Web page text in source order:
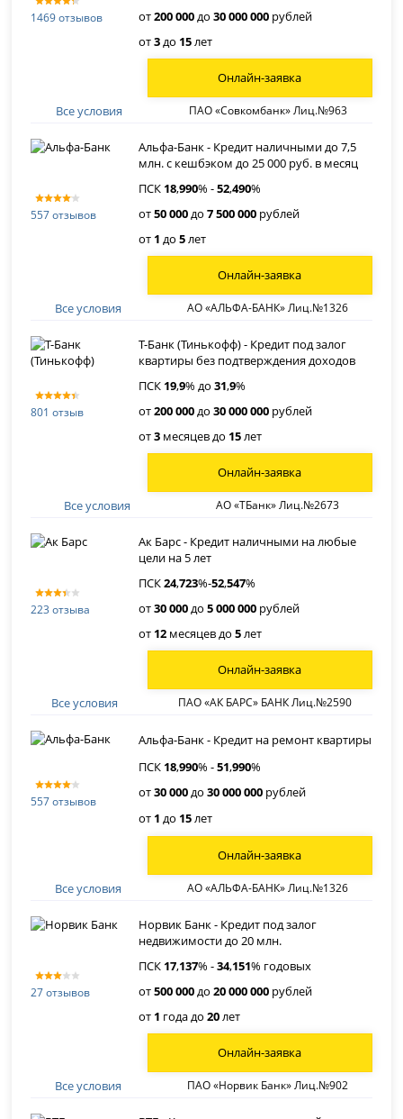
1469 отзывов
от200 000до30 000 000 рублей
от3до 15лет
Все условия ПАО «Совкомбанк» Лиц.№963
Онлайн-заявка
557 отзывов
Альфа-Банк - Кредит наличными до 7,5
млн. с кешбэком до 25 000 руб. в месяц
ПСК 18,990% -52,490%
от50 000до7 500 000 рублей
от 1 до5лет
Все условия АО «АЛЬФА-БАНК» Лиц.№1326
Онлайн-заявка
801 отзыв
Т-Банк (Тинькофф) - Кредит под залог
квартиры без подтверждения доходов
ПСК 19,9% до31,9%
от200 000до30 000 000 рублей
от3 месяцев до 15лет
Все условия АО «ТБанк» Лиц.№2673
Онлайн-заявка
223 отзыва
Ак Барс - Кредит наличными на любые
цели на 5 лет
ПСК24,723%-52,547%
от30 000до5 000 000 рублей
от 12 месяцев до5лет
Все условия ПАО «АК БАРС» БАНК Лиц.№2590
Онлайн-заявка
557 отзывов
Альфа-Банк - Кредит на ремонт квартиры
ПСК 18,990% -51,990%
от30 000до30 000 000 рублей
от 1 до 15лет
Все условия АО «АЛЬФА-БАНК» Лиц.№1326
Онлайн-заявка
27 отзывов
Норвик Банк - Кредит под залог
недвижимости до 20 млн.
ПСК 17,137% -34,151% годовых
от500 000до20 000 000 рублей
от 1 года до20лет
Все условия ПАО «Норвик Банк» Лиц.№902
Онлайн-заявка